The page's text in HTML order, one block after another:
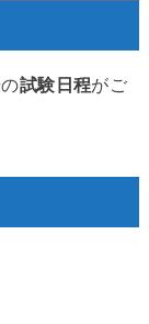
試験日程がご